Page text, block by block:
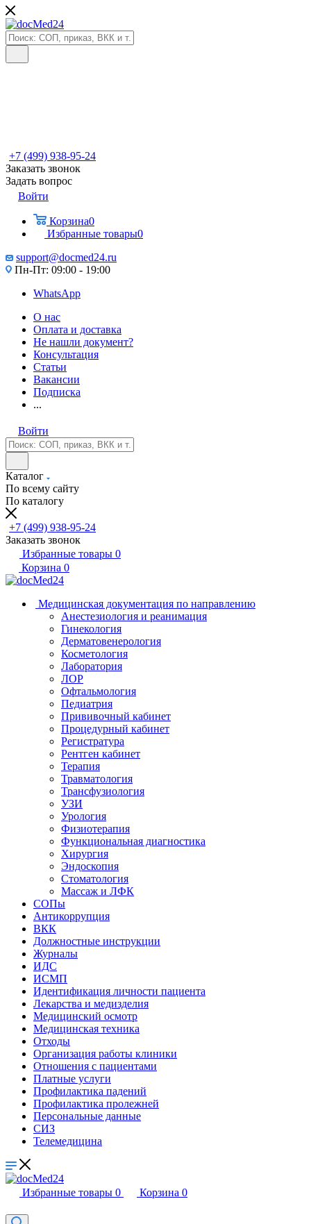
+7 (499) 938-95-24
Заказать звонок
Задать вопрос
Войти
Корзина0
Избранные товары0
support@docmed24.ru
Пн-Пт: 09:00 - 19:00
WhatsApp
О нас
Оплата и доставка
Не нашли документ?
Консультация
Статьи
Вакансии
Подписка
...
Войти
Каталог
По всему сайту
По каталогу
+7 (499) 938-95-24
Заказать звонок
Избранные товары 0
Корзина 0
Медицинская документация по направлению
Анестезиология и реанимация
Гинекология
Дерматовенерология
Косметология
Лаборатория
ЛОР
Офтальмология
Педиатрия
Прививочный кабинет
Процедурный кабинет
Регистратура
Рентген кабинет
Терапия
Травматология
Трансфузиология
УЗИ
Урология
Физиотерапия
Функциональная диагностика
Хирургия
Эндоскопия
Стоматология
Массаж и ЛФК
СОПы
Антикоррупция
ВКК
Должностные инструкции
Журналы
ИДС
ИСМП
Идентификация личности пациента
Лекарства и медизделия
Медицинский осмотр
Медицинская техника
Отходы
Организация работы клиники
Отношения с пациентами
Платные услуги
Профилактика падений
Профилактика пролежней
Персональные данные
СИЗ
Телемедицина
Избранные товары 0 Корзина 0